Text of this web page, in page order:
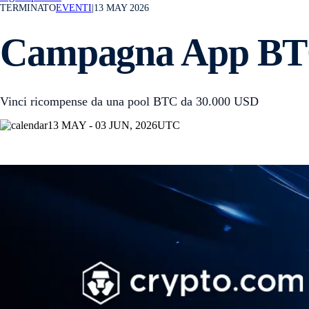
TERMINATOEVENTI 13 MAY 2026
Campagna App
Vinci ricompense da una pool BTC da 30.000 USD
13 MAY - 03 JUN, 2026UTC